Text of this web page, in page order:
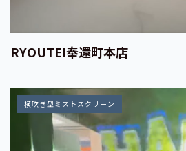
RYOUTEI奉還町本店
横吹き型ミストスクリーン